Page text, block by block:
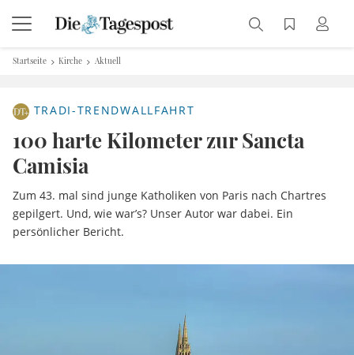
Startseite Kirche Aktuell
TRADI-TRENDWALLFAHRT
100 harte Kilometer zur Sancta
Camisia
Zum 43. mal sind junge Katholiken von Paris nach Chartres
gepilgert. Und, wie war’s? Unser Autor war dabei. Ein
persönlicher Bericht.